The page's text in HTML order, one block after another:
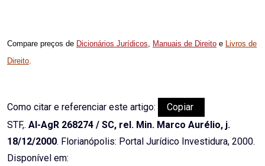
Compare preços de Dicionários Jurídicos, Manuais de Direito e Livros de
Direito.
Como citar e referenciar este artigo:
Copiar
STF,. AI-AgR 268274 / SC, rel. Min. Marco Aurélio, j.
18/12/2000. Florianópolis: Portal Jurídico Investidura, 2000.
Disponível em: